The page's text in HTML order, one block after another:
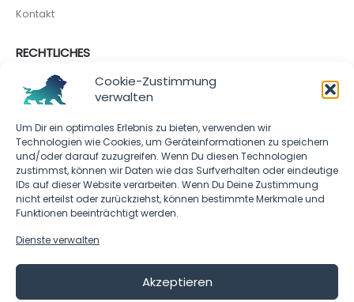
Cookie-Zustimmung
verwalten
Um Dir ein optimales Erlebnis zu bieten, verwenden wir
Technologien wie Cookies, um Geräteinformationen zu speichern
und/oder darauf zuzugreifen. Wenn Du diesen Technologien
zustimmst, können wir Daten wie das Surfverhalten oder eindeutige
IDs auf dieser Website verarbeiten. Wenn Du Deine Zustimmung
nicht erteilst oder zurückziehst, können bestimmte Merkmale und
Funktionen beeinträchtigt werden.
Dienste verwalten
Akzeptieren
Kontakt
RECHTLICHES
Cookie-Richtlinie
Impressum
SOCIAL MEDIA